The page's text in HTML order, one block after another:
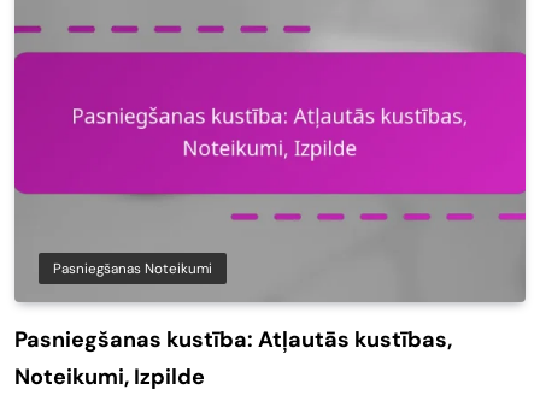
Pasniegšanas Noteikumi
Pasniegšanas kustība: Atļautās kustības,
Noteikumi, Izpilde